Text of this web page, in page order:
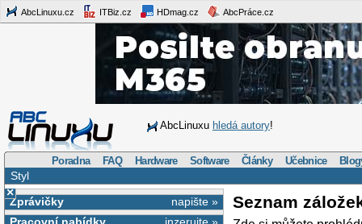
AbcLinuxu.cz ITBiz.cz HDmag.cz AbcPráce.cz
AbcLinuxu hledá autory!
Poradna FAQ Hardware Software Články Učebnice
Styl
×
napište »
Zprávičky
Seznam